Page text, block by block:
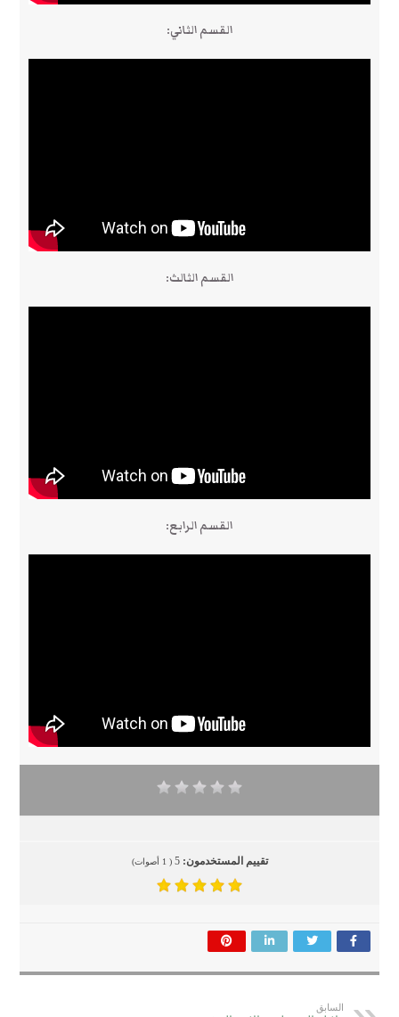
القسم الثاني:
القسم الثالث:
القسم الرابع:
تقييم المستخدمون:5
(
1 أصوات)
السابق